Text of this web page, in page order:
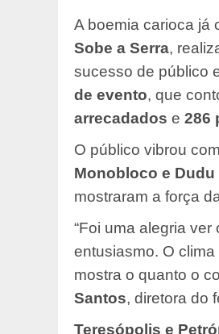
A boemia carioca já
Sobe a Serra,
sucesso de público
de evento, que
arrecadados e 286
O público vibrou
Monobloco e Dudu
mostraram a força
“Foi uma alegria
entusiasmo. O
mostra o quanto o
Santos, diretora do
Teresópolis e